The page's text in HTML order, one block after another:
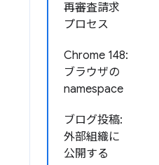
再審査請求
プロセス
Chrome 148:
ブラウザの
namespace
ブログ投稿:
外部組織に
公開する